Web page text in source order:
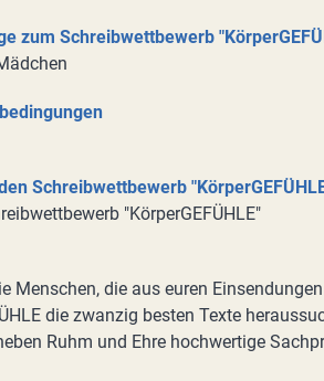
zum Schreibwettbewerb
Schreibwettbewerb
"KörperGEFÜHLE"
Menschen, die aus euren
die zwanzig besten Texte
Ruhm und Ehre hochwertige